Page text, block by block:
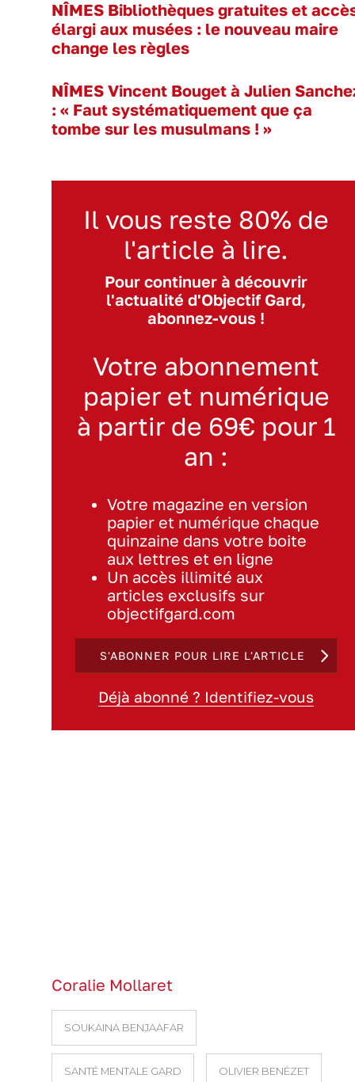
NÎMES Bibliothèques gratuites et
élargi aux musées : le nouveau maire
change les règles
NÎMES Vincent Bouget à Julien
: « Faut systématiquement que ça
tombe sur les musulmans ! »
Il vous reste 80% de
l'article à lire.
Pour continuer à découvrir
l'actualité d'Objectif Gard,
abonnez-vous !
Votre abonnement
papier et numérique
à partir de 69€ pour 1
an :
Votre magazine en version
papier et numérique chaque
quinzaine dans votre boite
aux lettres et en ligne
Un accès illimité aux
articles exclusifs sur
objectifgard.com
S'ABONNER POUR LIRE L'ARTICLE
Déjà abonné ? Identifiez-vous
Coralie Mollaret
SOUKAINA BENJAAFAR
SANTÉ MENTALE GARD OLIVIER BENÉZET